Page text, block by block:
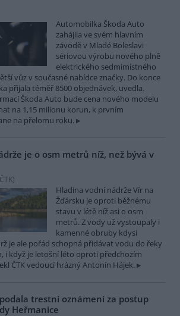
Automobilka Škoda Auto
zahájila ve svém hlavním
závodě v Mladé Boleslavi
sériovou výrobu nového plně
elektrického sedmimístného
vůz v současné nabídce značky. Do konce
přijala téměř 8500 objednávek, uvedla.
Škoda Auto bude cena nového modelu
na 1,15 milionu korun, k prvním
na přelomu roku.
je o osm metrů níž, než bývá v
ČTK)
Hladina vodní nádrže Vír na
Žďársku je oproti běžnému
stavu v létě níž asi o osm
metrů. Z vody už vystoupaly i
kamenné obruby kdysi
je ale pořád schopná přidávat vodu do řeky
i když je letošní léto oproti předchozím
ČTK vedoucí hrázný Antonín Hájek.
trestní oznámení za postup
Heřmanice